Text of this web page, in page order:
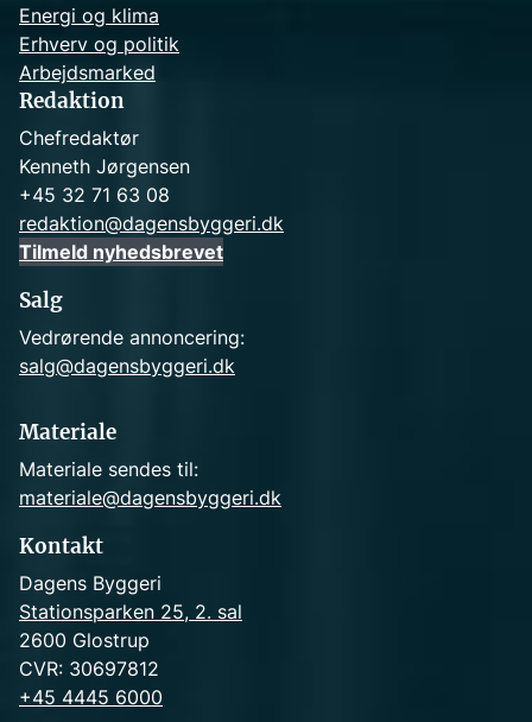
Energi og klima
Erhverv og politik
Arbejdsmarked
Redaktion
Chefredaktør
Kenneth Jørgensen
+45 32 71 63 08
redaktion@dagensbyggeri.dk
Tilmeld nyhedsbrevet
Salg
Vedrørende annoncering:
salg@dagensbyggeri.dk
Materiale
Materiale sendes til:
materiale@dagensbyggeri.dk
Kontakt
Dagens Byggeri
Stationsparken 25, 2. sal
2600 Glostrup
CVR: 30697812
+45 4445 6000